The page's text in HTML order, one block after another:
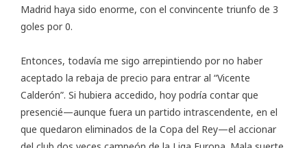
Madrid haya sido enorme, con el convincente triunfo de 3
goles por 0.
Entonces, todavía me sigo arrepintiendo por no haber
aceptado la rebaja de precio para entrar al “Vicente
Calderón”. Si hubiera accedido, hoy podría contar que
presencié—aunque fuera un partido intrascendente, en el
que quedaron eliminados de la Copa del Rey—el accionar